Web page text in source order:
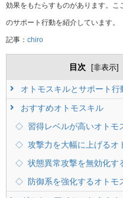
効果をもたらすものがあります。
のサポート行動を紹介しています。
記事： chiro
目次 [非表示]
オトモスキルとサポート行
おすすめオトモスキル
習得レベルが高いオトモ
攻撃力を大幅に上げるオ
状態異常攻撃を無効化す
防御系を強化するオトモ